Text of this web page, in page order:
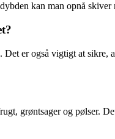
kan man opnå
er også vigtigt at sikre,
grøntsager og pølser.